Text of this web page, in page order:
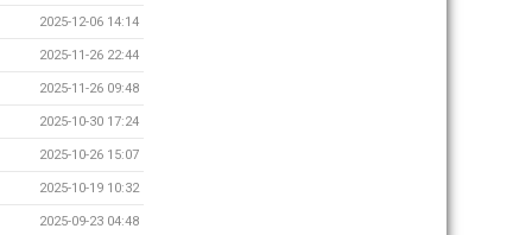
2025-12-06 14:14
2025-11-26 22:44
2025-11-26 09:48
2025-10-30 17:24
2025-10-26 15:07
2025-10-19 10:32
2025-09-23 04:48